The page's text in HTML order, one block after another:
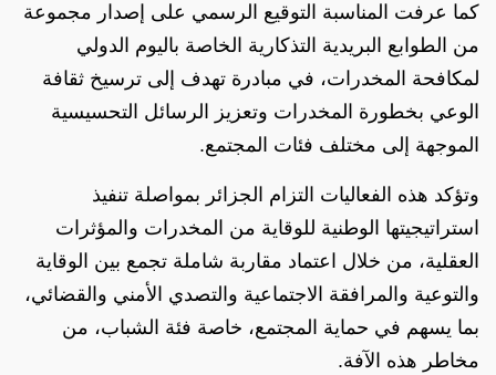
كما عرفت المناسبة التوقيع الرسمي على إصدار مجموعة
من الطوابع البريدية التذكارية الخاصة باليوم الدولي
لمكافحة المخدرات، في مبادرة تهدف إلى ترسيخ ثقافة
الوعي بخطورة المخدرات وتعزيز الرسائل التحسيسية
الموجهة إلى مختلف فئات المجتمع.
وتؤكد هذه الفعاليات التزام الجزائر بمواصلة تنفيذ
استراتيجيتها الوطنية للوقاية من المخدرات والمؤثرات
العقلية، من خلال اعتماد مقاربة شاملة تجمع بين الوقاية
والتوعية والمرافقة الاجتماعية والتصدي الأمني والقضائي،
بما يسهم في حماية المجتمع، خاصة فئة الشباب، من
مخاطر هذه الآفة.